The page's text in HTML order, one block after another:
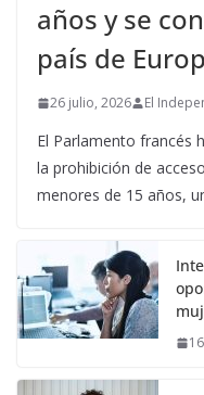
años y se
país de
26 julio, 2026 El
El Parlamento francés
la prohibición de
menores de 15 años,